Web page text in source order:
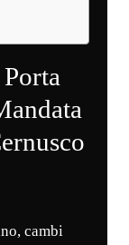
cambi